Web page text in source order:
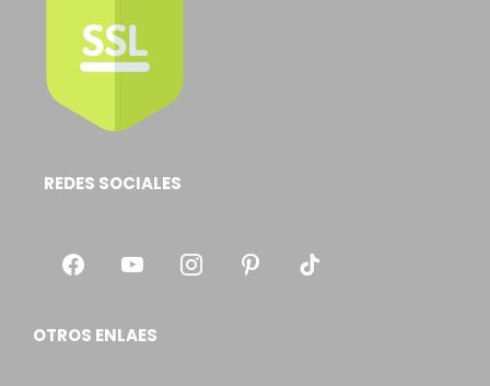
REDES SOCIALES
OTROS ENLAES